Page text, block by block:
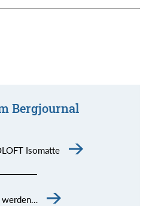
Bergjournal
Isomatte
werden…